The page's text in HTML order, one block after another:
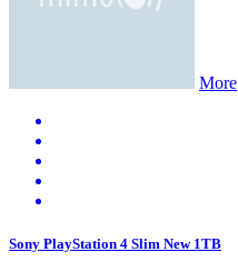
More
Sony PlayStation 4 Slim New 1TB